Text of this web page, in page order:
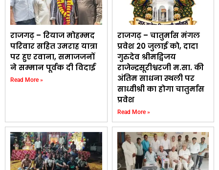
राजगढ़ – रियाज मोहम्मद
परिवार सहित उमराह यात्रा
पर हुए रवाना, समाजजनों
ने सम्मान पूर्वक दी विदाई
Read More »
राजगढ़ – चातुर्मास मंगल
प्रवेश 20 जुलाई काे, दादा
गुरुदेव श्रीमद्विजय
राजेन्द्रसूरीश्वरजी म.सा. की
अंतिम साधना स्थली पर
साध्वीश्री का होगा चातुर्मास
प्रवेश
Read More »